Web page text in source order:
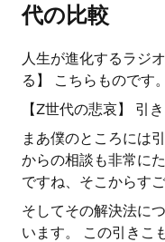
代の比較
人生が進化するラジ
る】 こちらものです
【Z世代の悲哀】 引
まあ僕のところには
からの相談も非常に
ですね、そこからす
そしてその解決法に
います。 この引きこ